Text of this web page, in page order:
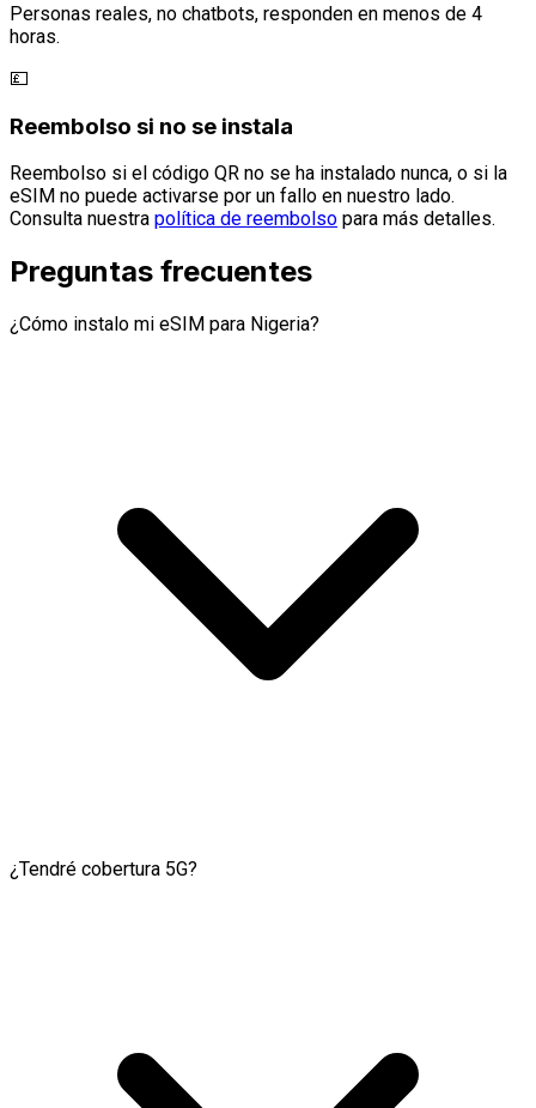
Personas reales, no chatbots, responden en menos de 4
horas.
💷
Reembolso si no se instala
Reembolso si el código QR no se ha instalado nunca, o si la
eSIM no puede activarse por un fallo en nuestro lado.
Consulta nuestra política de reembolso para más detalles.
Preguntas frecuentes
¿Cómo instalo mi eSIM para Nigeria?
¿Tendré cobertura 5G?